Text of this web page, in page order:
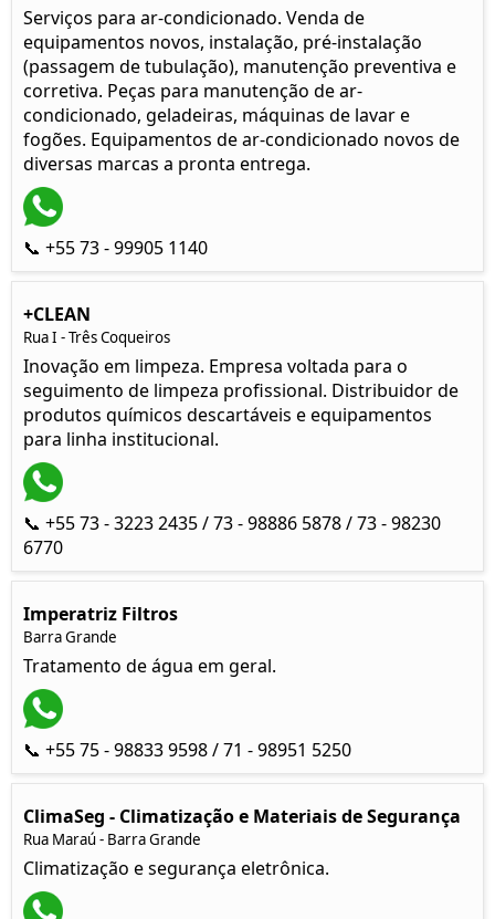
Serviços para ar-condicionado. Venda de
equipamentos novos, instalação, pré-instalação
(passagem de tubulação), manutenção preventiva e
corretiva. Peças para manutenção de ar-
condicionado, geladeiras, máquinas de lavar e
fogões. Equipamentos de ar-condicionado novos de
diversas marcas a pronta entrega.
📞 +55 73 - 99905 1140
+CLEAN
Rua I - Três Coqueiros
Inovação em limpeza. Empresa voltada para o
seguimento de limpeza profissional. Distribuidor de
produtos químicos descartáveis e equipamentos
para linha institucional.
📞 +55 73 - 3223 2435 / 73 - 98886 5878 / 73 - 98230
6770
Imperatriz Filtros
Barra Grande
Tratamento de água em geral.
📞 +55 75 - 98833 9598 / 71 - 98951 5250
ClimaSeg - Climatização e Materiais de Segurança
Rua Maraú - Barra Grande
Climatização e segurança eletrônica.